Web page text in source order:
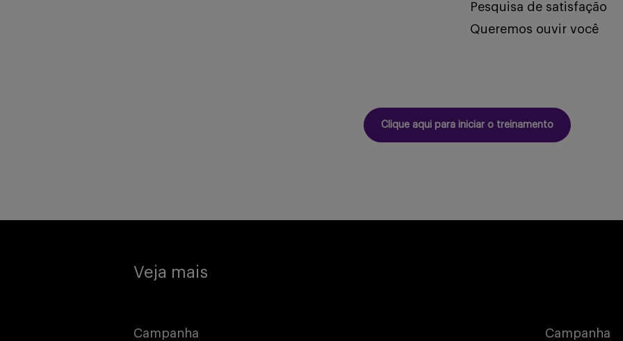
Pesquisa de satisfação
Queremos ouvir você
Clique aqui para iniciar o treinamento
Veja mais
Campanha Campanha